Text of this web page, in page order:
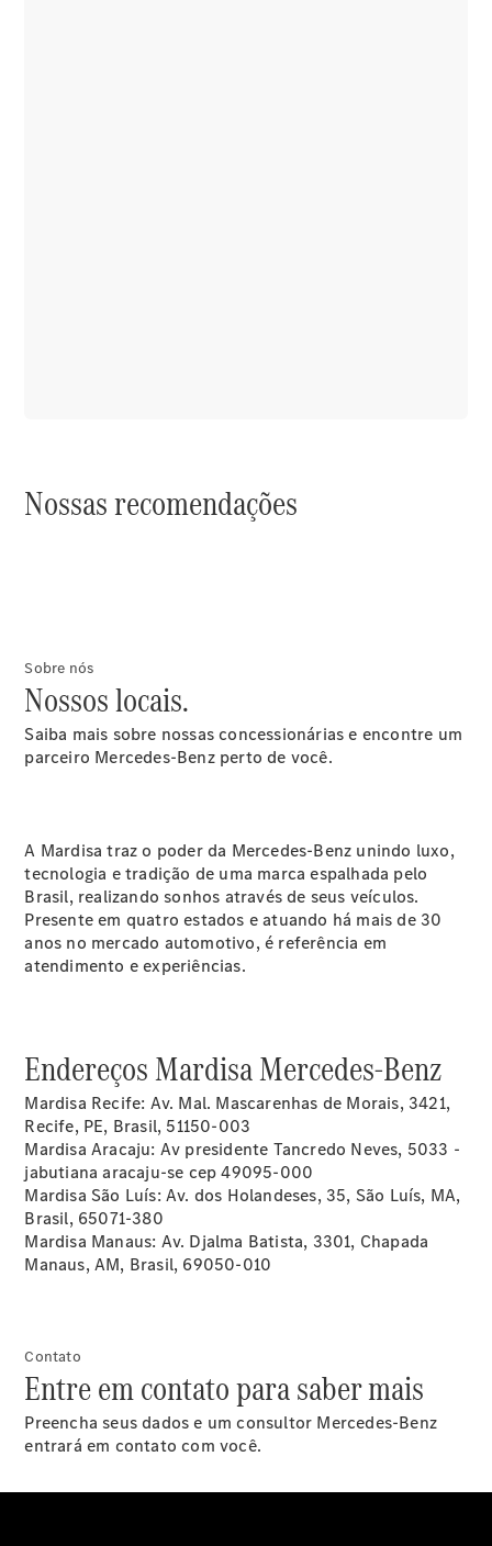
Nossas recomendações
Sobre nós
Nossos locais.
Saiba mais sobre nossas concessionárias e encontre um
parceiro Mercedes-Benz perto de você.
A Mardisa traz o poder da Mercedes-Benz unindo luxo,
tecnologia e tradição de uma marca espalhada pelo
Brasil, realizando sonhos através de seus veículos.
Presente em quatro estados e atuando há mais de 30
anos no mercado automotivo, é referência em
atendimento e experiências.
Endereços Mardisa Mercedes-Benz
Mardisa Recife: Av. Mal. Mascarenhas de Morais, 3421,
Recife, PE, Brasil, 51150-003
Mardisa Aracaju: Av presidente Tancredo Neves, 5033 -
jabutiana aracaju-se cep 49095-000
Mardisa São Luís: Av. dos Holandeses, 35, São Luís, MA,
Brasil, 65071-380
Mardisa Manaus: Av. Djalma Batista, 3301, Chapada
Manaus, AM, Brasil, 69050-010
Contato
Entre em contato para saber mais
Preencha seus dados e um consultor Mercedes-Benz
entrará em contato com você.